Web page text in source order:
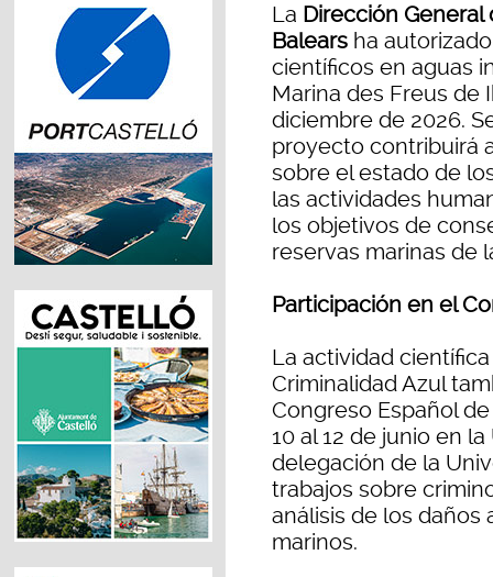
La Dirección General
Balears ha
científicos en aguas
Marina des Freus de
diciembre de 2026.
proyecto contribuirá
sobre el estado de
las actividades
los objetivos de
reservas marinas de
Participación en el
La actividad
Criminalidad Azul
Congreso Español
10 al 12 de junio en
delegación de la
trabajos sobre
análisis de los
marinos.